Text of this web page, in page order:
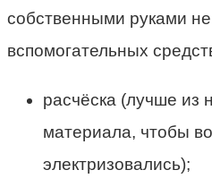
собственными руками
вспомогательных
расчёска (лучше из
материала, чтобы
электризовались);